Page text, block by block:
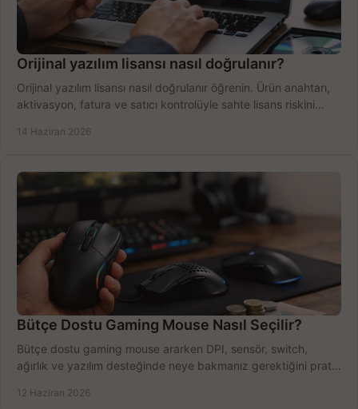
Orijinal yazılım lisansı nasıl doğrulanır?
Orijinal yazılım lisansı nasıl doğrulanır öğrenin. Ürün anahtarı,
aktivasyon, fatura ve satıcı kontrolüyle sahte lisans riskini
14 Haziran 2026
Bütçe Dostu Gaming Mouse Nasıl Seçilir?
Bütçe dostu gaming mouse ararken DPI, sensör, switch,
ağırlık ve yazılım desteğinde neye bakmanız gerektiğini pratik
12 Haziran 2026